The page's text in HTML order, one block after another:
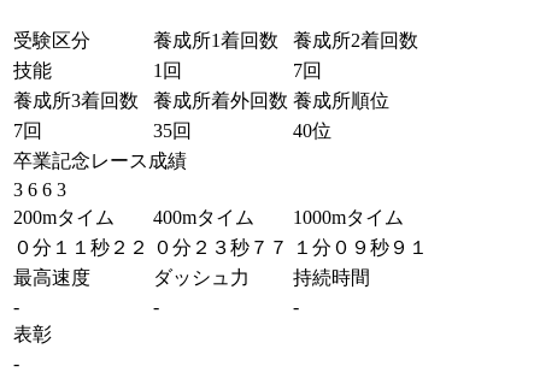
受験区分 養成所1着回数
養成所2着回数
技能
1回
7回
養成所3着回数
養成所着外回数 養成所順位
7回
35回
40位
卒業記念レース成績
3 6 6 3
200mタイム
400mタイム
1000mタイム
０分１１秒２２
０分２３秒７７
１分０９秒９１
最高速度
ダッシュ力
持続時間
-
-
-
表彰
-